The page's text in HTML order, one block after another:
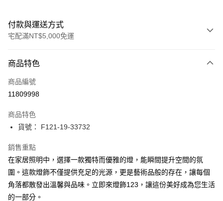
付款與運送方式
宅配滿NT$5,000免運
信用卡一次付款
LINE Pay
街口支付
悠遊付
Google Pay
全盈+PAY
AFTEE先享後付
商品特色
商品編號
11809998
商品特色
貨號： F121-19-33732
銷售重點
在家居照明中，選擇一款獨特而優雅的燈，能瞬間提升空間的氛
圍。這款燈飾不僅提供充足的光源，更是藝術品般的存在，讓每個
角落都散發出溫馨與品味。立即來燈飾123，讓這份美好成為您生活
的一部分。